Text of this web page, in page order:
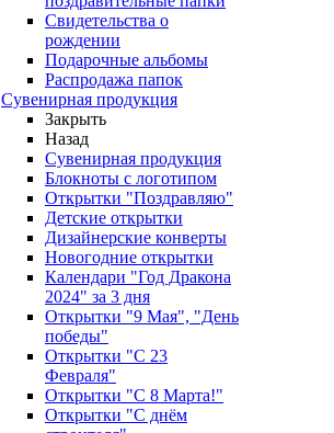
Свидетельства о
рождении
Подарочные альбомы
Распродажа папок
Сувенирная продукция
Закрыть
Назад
Сувенирная продукция
Блокноты с логотипом
Открытки "Поздравляю"
Детские открытки
Дизайнерские конверты
Новогодние открытки
Календари "Год Дракона
2024" за 3 дня
Открытки "9 Мая", "День
победы"
Открытки "С 23
Февраля"
Открытки "С 8 Марта!"
Открытки "С днём